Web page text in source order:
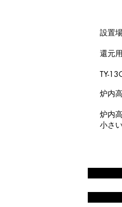
設置
還元
TY-
炉内
炉内
小さ